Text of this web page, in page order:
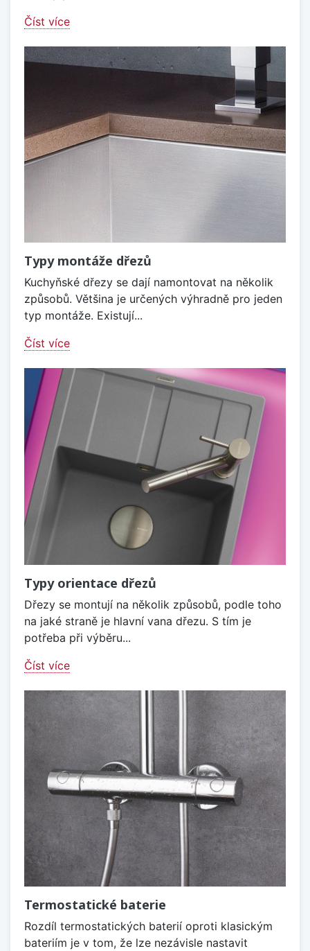
Číst více
Typy montáže dřezů
Kuchyňské dřezy se dají namontovat na několik
způsobů. Většina je určených výhradně pro jeden
typ montáže. Existují...
Číst více
Typy orientace dřezů
Dřezy se montují na několik způsobů, podle toho
na jaké straně je hlavní vana dřezu. S tím je
potřeba při výběru...
Číst více
Termostatické baterie
Rozdíl termostatických baterií oproti klasickým
bateriím je v tom, že lze nezávisle nastavit